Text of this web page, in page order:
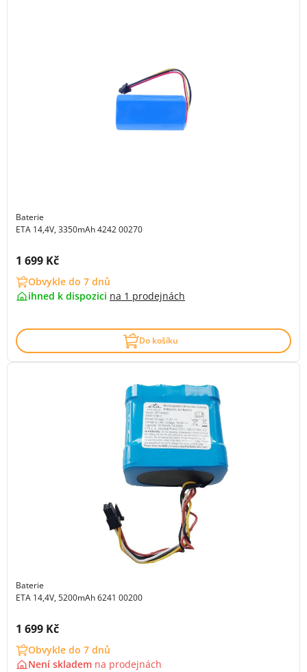
Baterie
ETA 14,4V, 3350mAh 4242 00270
Cena s DPH:
1 699 Kč
Obvykle do 7 dnů
ihned k dispozici na 1 prodejnách
Do košíku
Baterie
ETA 14,4V, 5200mAh 6241 00200
Cena s DPH:
1 699 Kč
Obvykle do 7 dnů
Není skladem na prodejnách